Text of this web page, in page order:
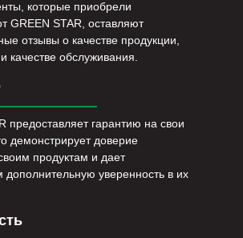
которые приобрели
GREEN STAR, оставляют
отзывы о качестве продукции,
качестве обслуживания.
предоставляет гарантию на свои
демонстрирует доверие
продуктам и дает
дополнительную уверенность в их